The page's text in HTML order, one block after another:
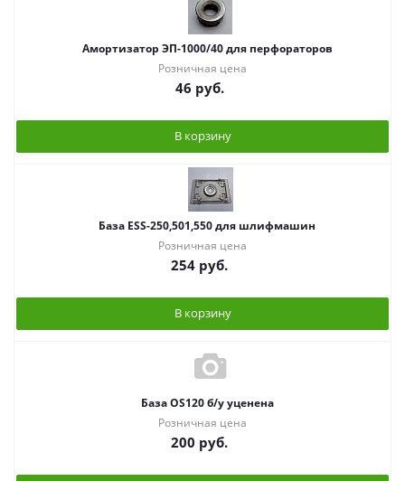
Амортизатор ЭП-1000/40 для перфораторов
Розничная цена
46 руб.
В корзину
База ESS-250,501,550 для шлифмашин
Розничная цена
254 руб.
В корзину
База OS120 б/у уценена
Розничная цена
200 руб.